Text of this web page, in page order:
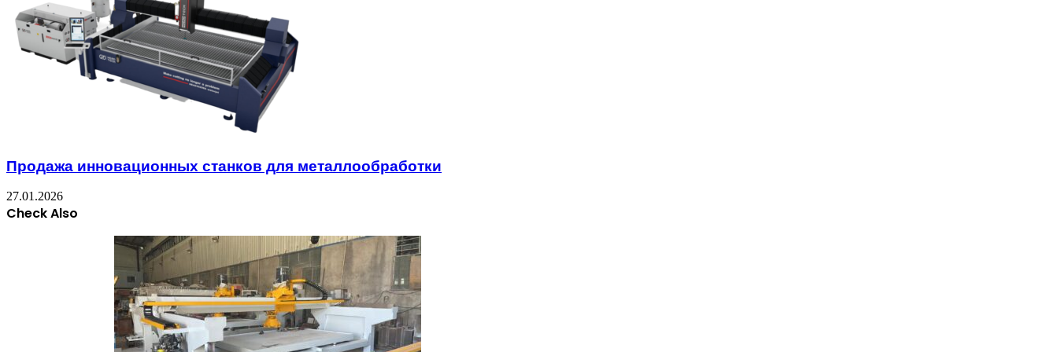
Продажа инновационных станков для металлообработки
27.01.2026
Check Also